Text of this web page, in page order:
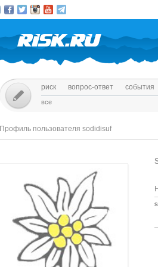
риск вопрос-ответ события
все
Профиль пользователя sodidisuf